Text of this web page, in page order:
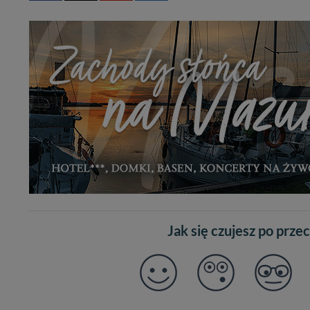
Jak się czujesz po
Administratorem
11-500 Giżycko.
W każdej chwili
przetwarzania.
informacji zawartych
przypadkach nie
Dziękujemy, i